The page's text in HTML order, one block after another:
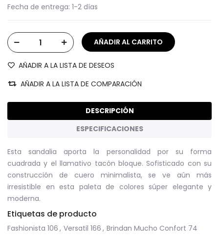
Fecha de entrega: 1-2 días
AÑADIR A LA LISTA DE DESEOS
AÑADIR A LA LISTA DE COMPARACIÓN
DESCRIPCIÓN
ESPECIFICACIONES
Esta sandalia aporta la personalidad por su forma
cuadrada y el llamativo tacón bloque. Sofisticado con su
construcción de cuero minimalista, se ve aún más
irresistible en esta paleta de colores súper elegante y
moderna.
Etiquetas de producto
Fashionista 106 , Versatil 166 , Brindan Mucho Confort 74